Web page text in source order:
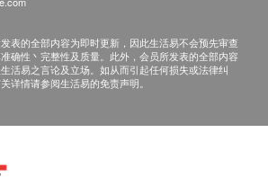
購之貨品時，有責任檢查貨品是否
經確認簽收，恕不接受退換。
裝完整，如退換之產品有任何殘缺
應商有權不受理。
後3個工作天內按下列方式聯絡 鴻
表的全部内容为即时更新，因此生活易不会预先审查
确性丶完整性及质量。此外，会员所发表的全部内容
活易之言论及立场。如从而引起任何损失或法律纠
详情请参阅生活易的免责声明。